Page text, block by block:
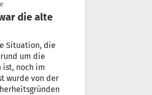
Situation, die
rund um die
ist, noch im
wurde von der